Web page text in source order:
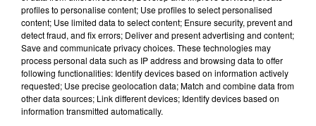
exceptionnelle, nous voulons soutenir les professionnels de
la filière équine, en maintenant notre concours du 19 au 21
mars. L'évènement se fera à huis-clos, uniquement pour les
professionnels afin de leur permettre de continuer le travail
et la valorisation des chevaux dans les meilleurs conditions
possibles. Nous nous engageons à un protocole sanitaire
stricte et réglementaire, en vigueur sur les concours pro qui
profiles to personalise content; Use profiles to select personalised
content; Use limited data to select content; Ensure security, prevent and
detect fraud, and fix errors; Deliver and present advertising and content;
Save and communicate privacy choices. These technologies may
process personal data such as IP address and browsing data to offer
following functionalities: Identify devices based on information actively
requested; Use precise geolocation data; Match and combine data from
other data sources; Link different devices; Identify devices based on
information transmitted automatically.